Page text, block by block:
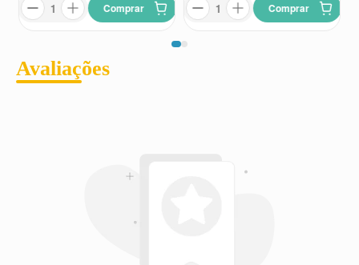
Comprar Comprar
Avaliações